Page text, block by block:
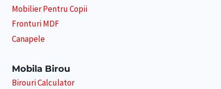
Mobilier Pentru Copii
Fronturi MDF
Canapele
Mobila Birou
Birouri Calculator